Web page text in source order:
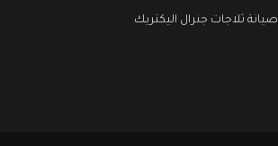
صيانة ثلاجات جنرال اليكتريك